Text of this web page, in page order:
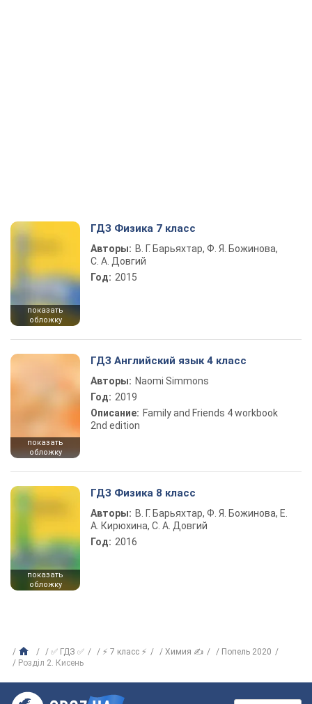
показать
обложку
ГДЗ Физика 7 класс
Авторы: В. Г. Барьяхтар, Ф. Я. Божинова,
С. А. Довгий
Год: 2015
показать
обложку
ГДЗ Английский язык 4 класс
Авторы: Naomi Simmons
Год: 2019
Описание: Family and Friends 4 workbook
2nd edition
показать
обложку
ГДЗ Физика 8 класс
Авторы: В. Г. Барьяхтар, Ф. Я. Божинова, Е.
А. Кирюхина, С. А. Довгий
Год: 2016
✅ ГДЗ ✅ ⚡ 7 класс ⚡ Химия ✍
Попель 2020
Розділ 2. Кисень